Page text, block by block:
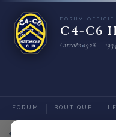
FORUM
C4-C6
Citroën 1928 – 1934
FORUM BOUTIQUE